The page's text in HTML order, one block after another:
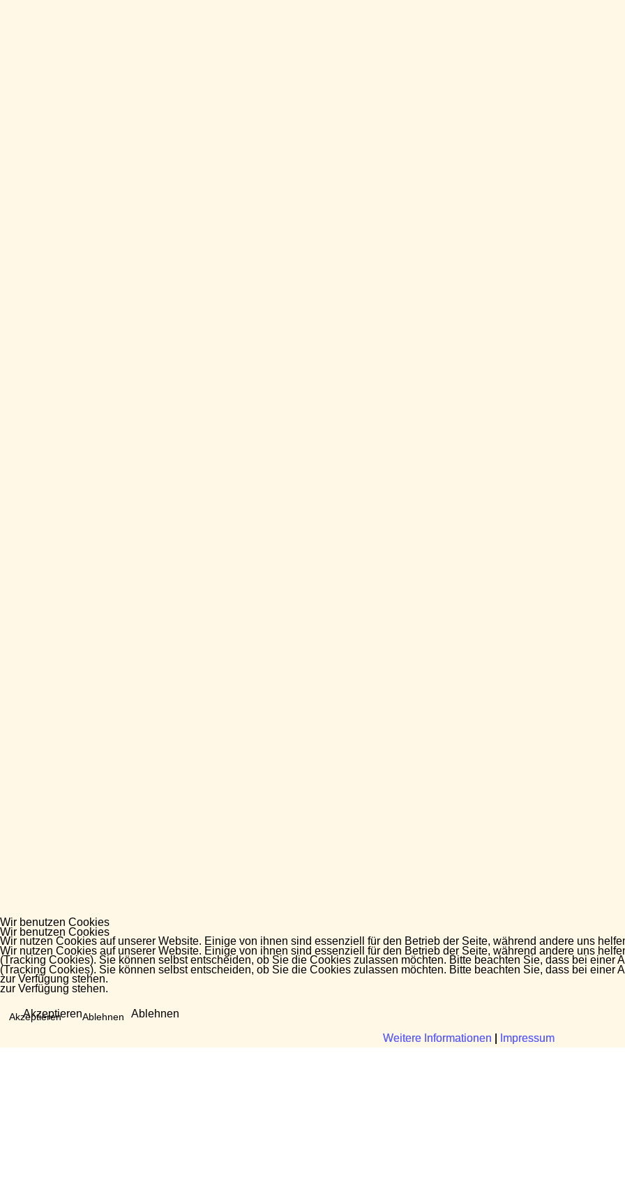
Wir benutzen Cookies
Wir nutzen Cookies auf unserer Website. Einige von ihnen sind essenziell für den Betrieb der Seite, während andere uns
(Tracking Cookies). Sie können selbst entscheiden, ob Sie die Cookies zulassen möchten. Bitte beachten Sie, dass bei
zur Verfügung stehen.
Akzeptieren Ablehnen
Weitere Informationen Impressum
Wir benutzen Cookies
Wir nutzen Cookies auf unserer Website. Einige von ihnen sind essenziell für den Betrieb der Seite, während andere uns
(Tracking Cookies). Sie können selbst entscheiden, ob Sie die Cookies zulassen möchten. Bitte beachten Sie, dass bei
zur Verfügung stehen.
Akzeptieren Ablehnen
Weitere Informationen Impressum